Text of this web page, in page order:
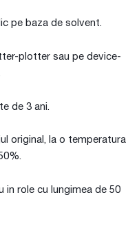
pe baza de solvent.
plotter sau pe device-
de 3 ani.
original, la o temperatura
in role cu lungimea de 50